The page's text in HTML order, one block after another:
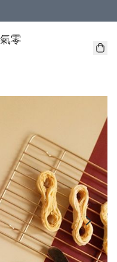
地送貨、本地取貨 )
零